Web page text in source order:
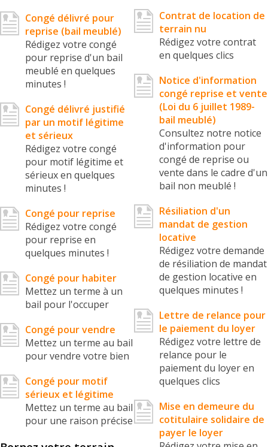
Congé délivré pour
reprise (bail meublé)
Rédigez votre congé
pour reprise d'un bail
meublé en quelques
minutes !
Congé délivré justifié
par un motif légitime
et sérieux
Rédigez votre congé
pour motif légitime et
sérieux en quelques
minutes !
Congé pour reprise
Rédigez votre congé
pour reprise en
quelques minutes !
Congé pour habiter
Mettez un terme à un
bail pour l'occuper
Congé pour vendre
Mettez un terme au bail
pour vendre votre bien
Congé pour motif
sérieux et légitime
Mettez un terme au bail
pour une raison précise
Contrat de location de
terrain nu
Rédigez votre contrat
en quelques clics
Notice d'information
congé reprise et vente
(Loi du 6 juillet 1989-
bail meublé)
Consultez notre notice
d'information pour
congé de reprise ou
vente dans le cadre d'un
bail non meublé !
Résiliation d'un
mandat de gestion
locative
Rédigez votre demande
de résiliation de mandat
de gestion locative en
quelques minutes !
Lettre de relance pour
le paiement du loyer
Rédigez votre lettre de
relance pour le
paiement du loyer en
quelques clics
Mise en demeure du
cotitulaire solidaire de
payer le loyer